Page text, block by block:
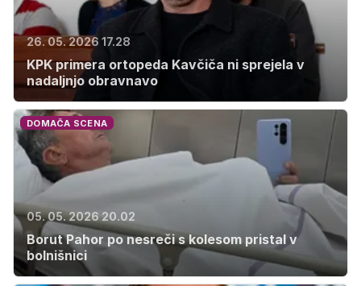
26. 05. 2026 17.28
KPK primera ortopeda Kavčiča ni sprejela v
nadaljnjo obravnavo
DOMAČA SCENA
05. 05. 2026 20.02
Borut Pahor po nesreči s kolesom pristal v
bolnišnici